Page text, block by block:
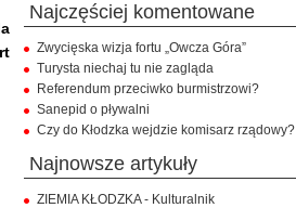
najczęściej komentowane
Zwycięska wizja fortu „Owcza Góra”
Turysta niechaj tu nie zagląda
Referendum przeciwko burmistrzowi?
Sanepid o pływalni
Czy do Kłodzka wejdzie komisarz rządowy?
najnowsze artykuły
ZIEMIA KŁODZKA - Kulturalnik